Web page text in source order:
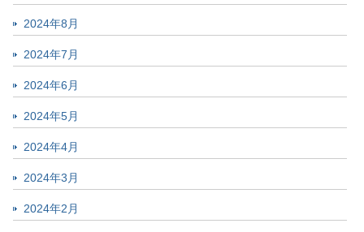
2024年8月
2024年7月
2024年6月
2024年5月
2024年4月
2024年3月
2024年2月